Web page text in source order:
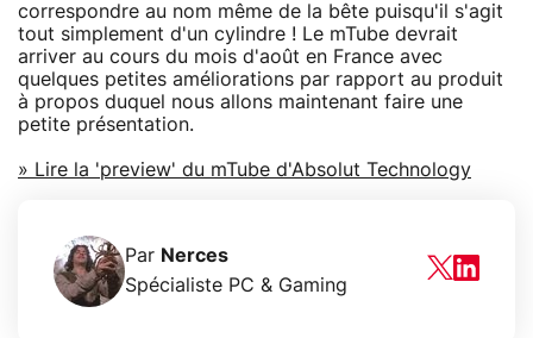
correspondre au nom même de la bête puisqu'il s'agit
tout simplement d'un cylindre ! Le mTube devrait
arriver au cours du mois d'août en France avec
quelques petites améliorations par rapport au produit
à propos duquel nous allons maintenant faire une
petite présentation.
» Lire la 'preview' du mTube d'Absolut Technology
Par Nerces
Spécialiste PC & Gaming